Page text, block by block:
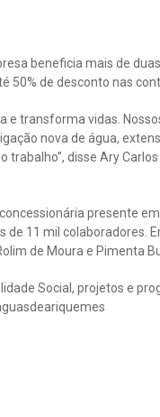
beneficia mais de
50% de desconto nas
transforma vidas.
nova de água,
trabalho”, disse Ary
presente
11 mil colaboradores.
de Moura e Pimenta
Social, projetos e